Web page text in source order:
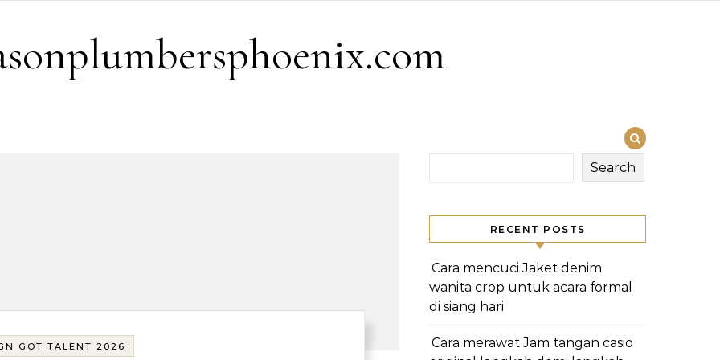
GOT TALENT 2026
Search
RECENT POSTS
Cara mencuci Jaket denim
wanita crop untuk acara formal
di siang hari
Cara merawat Jam tangan casio